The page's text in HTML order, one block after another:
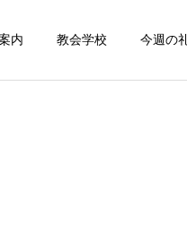
内 教会学校 今週の